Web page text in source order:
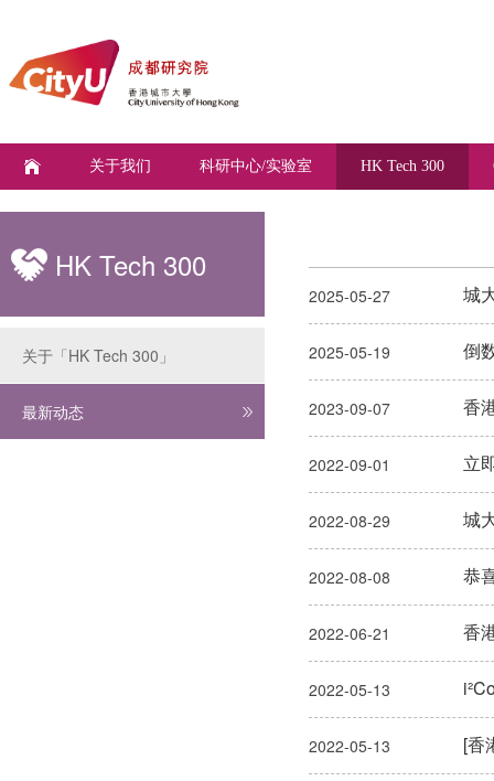
关于我们 科研中心/实验室 HK Tech 300
HK Tech 300
关于「HK Tech 300」
最新动态
2025-05-27 城
2025-05-19 倒
2023-09-07 香
2022-09-01 立
2022-08-29 城
2022-08-08 恭
2022-06-21 香
2022-05-13
2022-05-13 [香